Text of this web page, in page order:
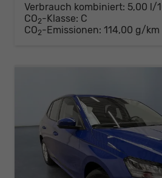
Verbrauch kombiniert: 5,00 l/
CO2-Klasse: C
CO2-Emissionen: 114,00 g/km